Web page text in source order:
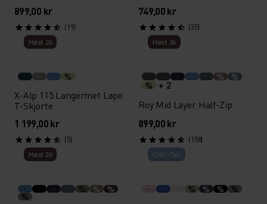
899,00 kr
(19)
749,00 kr
(35)
Høst 26
%
X-Alp 115 Langermet Løpe
T-Skjorte
1 199,00 kr
(5)
Høst 26
%
%
%
+ 2
Roy Mid Layer Half-Zip
899,00 kr
(158)
Høst 26
% % %
%
Chill-Tec
% % % %